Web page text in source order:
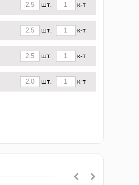
шт. к-т
шт. к-т
шт. к-т
шт. к-т